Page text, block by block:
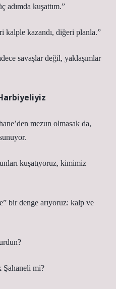
adımda kuşattım.”
kalple kazandı, diğeri planla.”
savaşlar değil, yaklaşımlar
mezun olmasak da,
kuşatıyoruz, kimimiz
bir denge arıyoruz: kalp ve
Şahaneli mi?